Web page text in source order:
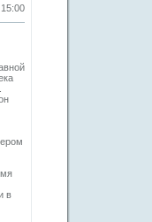
15:00
в